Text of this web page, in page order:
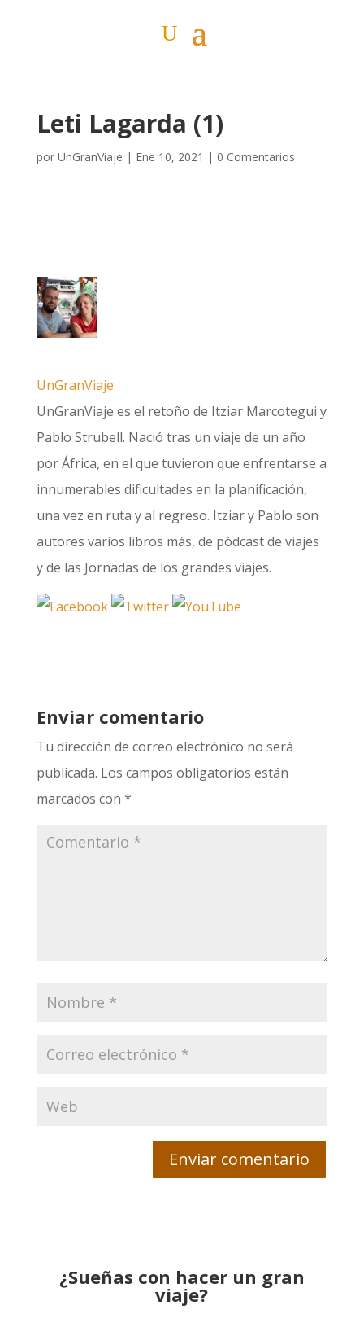
Leti Lagarda (1)
por UnGranViaje | Ene 10, 2021 | 0 Comentarios
UnGranViaje
UnGranViaje es el retoño de Itziar Marcotegui y
Pablo Strubell. Nació tras un viaje de un año
por África, en el que tuvieron que enfrentarse a
innumerables dificultades en la planificación,
una vez en ruta y al regreso. Itziar y Pablo son
autores varios libros más, de pódcast de viajes
y de las Jornadas de los grandes viajes.
Enviar comentario
Tu dirección de correo electrónico no será
publicada. Los campos obligatorios están
marcados con *
¿Sueñas con hacer un gran
viaje?